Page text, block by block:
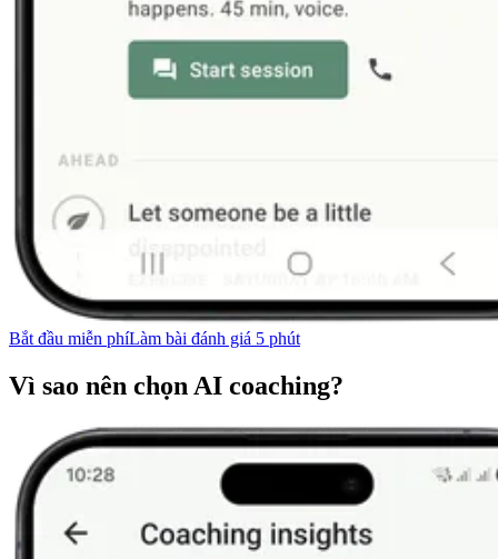
Bắt đầu miễn phíLàm bài đánh giá 5 phút
Vì sao nên chọn AI coaching?